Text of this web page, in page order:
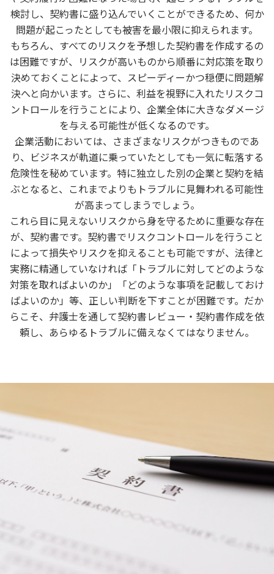
検討し、契約書に盛り込んでいくことができるため、何か
問題が起こったとしても被害を最小限に抑えられます。
もちろん、すべてのリスクを予想した契約書を作成するの
は困難ですが、リスクが高いものから順番に対応策を取り
決めておくことによって、スピーディーかつ穏便に問題解
決へと向かいます。さらに、利益を視野に入れたリスクコ
ントロールを行うことにより、企業全体に大きなダメージ
を与える可能性が低くなるのです。
企業活動においては、さまざまなリスクがつきものであ
り、ビジネスが軌道に乗っていたとしても一気に転落する
危険性を秘めています。特に独立した別の企業と契約を結
ぶとなると、これまでよりもトラブルに見舞われる可能性
が高まってしまうでしょう。
これら目に見えないリスクから身を守るために重要な存在
が、契約書です。契約書でリスクコントロールを行うこと
によって損失やリスクを抑えることも可能ですが、法律と
実務に精通していなければ「トラブルに対してどのような
対策を取ればよいのか」「どのような事項を記載しておけ
ばよいのか」等、正しい判断を下すことが困難です。だか
らこそ、弁護士を通して契約書レビュー・契約書作成を依
頼し、あらゆるトラブルに備えなくてはなりません。